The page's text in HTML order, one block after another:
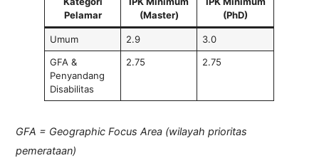
Pelamar
(Master)
(PhD)
Umum 2.9
3.0
GFA &
Penyandang
Disabilitas
2.75 2.75
GFA = Geographic Focus Area (wilayah prioritas
pemerataan)